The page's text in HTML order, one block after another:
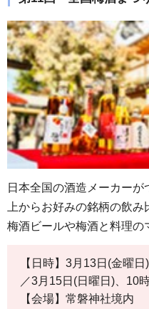
日本全国の酒造メーカー
上からお好みの銘柄の飲み
梅酒ビールや梅酒と料理の
【日時】3月13日(金曜
／3月15日(日曜日)、10
【会場】常磐神社境内